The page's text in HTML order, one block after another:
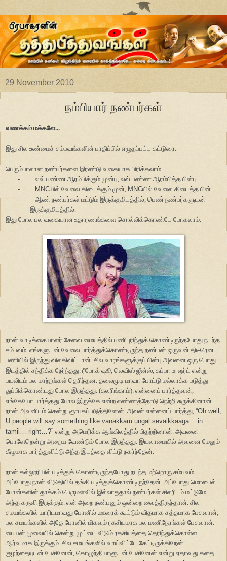
29 November 2010
நம்பியார் நண்பர்கள்
வணக்கம் மக்களே...
இது சில உண்மைச் சம்பவங்களின் பாதிப்பில் எழுதப்பட்ட கட்டுரை.
பெரும்பாலான நண்பர்களை இரண்டு வகையாக பிரிக்கலாம்.
-
லவ் பண்ண ஆரம்பிக்கும் முன்பு, லவ் பண்ண ஆரம்பித்த பின்பு.
-
MNCயில் வேலை கிடைக்கும் முன், MNCயில் வேலை கிடைத்த பின்.
-
ஆண் நண்பர்கள் மட்டும் இருக்குமிடத்தில், பெண் நண்பர்களுடன்
இருக்குமிடத்தில்.
இது போல பல வகையான உதாரணங்களை சொல்லிக்கொண்டே போகலாம்.
நான் வாடிக்கையாளர் சேவை மையத்தில் பணிபுரிந்துக் கொண்டிருந்தபோது நடந்த
சம்பவம். எங்களுடன் வேலை பார்த்துக்கொண்டிருந்த நண்பன் ஒருவன் திடீரென
பணியில் இருந்து விலகிவிட்டான். சில வாரங்களுக்குப் பின்பு அவனை ஒரு பொது
இடத்தில் சந்திக்க நேர்ந்தது. ரீபோக் ஷூ, லெவிஸ் ஜீன்ஸ், கப்பா டீ-ஷர்ட் என்று
பயலிடம் பல மாற்றங்கள் தெரிந்தன. தலைமுடி மாவா போட்டு மல்லாக்க படுத்து
துப்பிக்கொண்டது போல இருந்தது. (கலரிங்காம்). என்னைப் பார்த்தவன்,
எங்கேயோ பார்த்தது போல இருக்கே என்ற எண்ணத்தோடு நெற்றி சுருக்கினான்.
நான் அவனிடம் சென்று ஞாபகப்படுத்தினேன். அவன் என்னைப் பார்த்து, “Oh well,
U people will say something like vanakkam ungal sevaikkaaga… in
tamil… right…?” என்று அமெரிக்க ஆங்கிலத்தில் பிதற்றினான். அவனை
பொளேறென்று அறைய வேண்டும் போல இருந்தது. இயலாமையில் அவனை மேலும்
கீழுமாக பார்த்துவிட்டு அந்த இடத்தை விட்டு நகர்ந்தேன்.
நான் கல்லூரியில் படித்துக் கொண்டிருந்தபோது நடந்த மற்றொரு சம்பவம்.
அப்போது நான் விடுதியில் தங்கி படித்துக்கொண்டிருந்தேன். அப்போது மொபைல்
போன்களின் தாக்கம் பெருமளவில் இல்லாததால் நண்பர்கள் சிலரிடம் மட்டுமே
அந்த கருவி இருக்கும். என் அறை நண்பனும் ஒன்றை வைத்திருந்தான். சில
சமயங்களில் யாரிடமாவது போனில் ஊரைக் கூட்டும் விதமாக சத்தமாக பேசுவான்,
பல சமயங்களில் அதே போனில் மிகவும் ரகசியமாக பல மணிநேரங்கள் பேசுவான்.
பையன் மூலையில் சென்று முட்டை விடும் ரகசியத்தை தெரிந்துக்கொள்ள
ஆர்வமாக இருக்கும். சில சமயங்களில் வாய்விட்டே கேட்டிருக்கிறேன்.
குழந்தையுடன் பேசினேன், கொழுந்தியாளுடன் பேசினேன் என்று ஏதாவது கதை